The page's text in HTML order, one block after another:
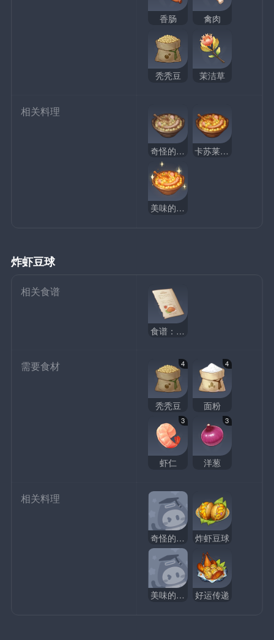
香肠 禽肉
秃秃豆 茉洁草
相关料理
奇怪的卡苏莱砂锅 卡苏莱砂锅
美味的卡苏莱砂锅
炸虾豆球
相关食谱
食谱：炸虾豆球
需要食材 4
秃秃豆
4
面粉
3
虾仁
3
洋葱
相关料理
奇怪的炸虾豆球 炸虾豆球
美味的炸虾豆球 好运传递